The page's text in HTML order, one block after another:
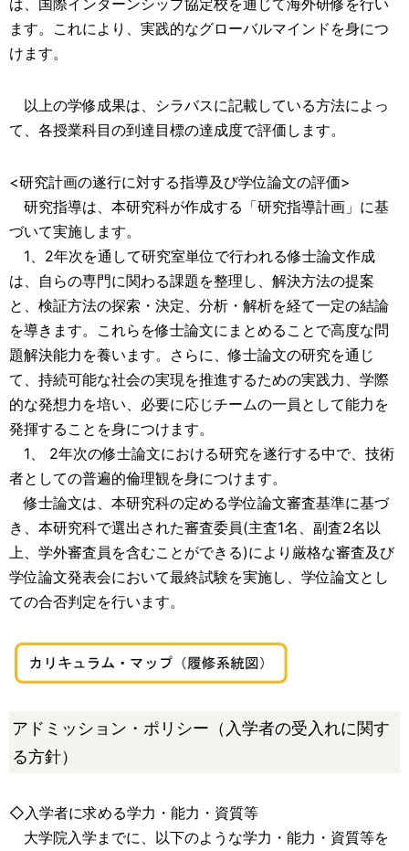
は、国際インターンシップ協定校を通じて海外研修を行い
ます。これにより、実践的なグローバルマインドを身につ
けます。
以上の学修成果は、シラバスに記載している方法によっ
て、各授業科目の到達目標の達成度で評価します。
<研究計画の遂行に対する指導及び学位論文の評価>
研究指導は、本研究科が作成する「研究指導計画」に基
づいて実施します。
1、2年次を通して研究室単位で行われる修士論文作成
は、自らの専門に関わる課題を整理し、解決方法の提案
と、検証方法の探索・決定、分析・解析を経て一定の結論
を導きます。これらを修士論文にまとめることで高度な問
題解決能力を養います。さらに、修士論文の研究を通じ
て、持続可能な社会の実現を推進するための実践力、学際
的な発想力を培い、必要に応じチームの一員として能力を
発揮することを身につけます。
1、 2年次の修士論文における研究を遂行する中で、技術
者としての普遍的倫理観を身につけます。
修士論文は、本研究科の定める学位論文審査基準に基づ
き、本研究科で選出された審査委員(主査1名、副査2名以
上、学外審査員を含むことができる)により厳格な審査及び
学位論文発表会において最終試験を実施し、学位論文とし
ての合否判定を行います。
アドミッション・ポリシー（入学者の受入れに関す
る方針）
◇入学者に求める学力・能力・資質等
大学院入学までに、以下のような学力・能力・資質等を